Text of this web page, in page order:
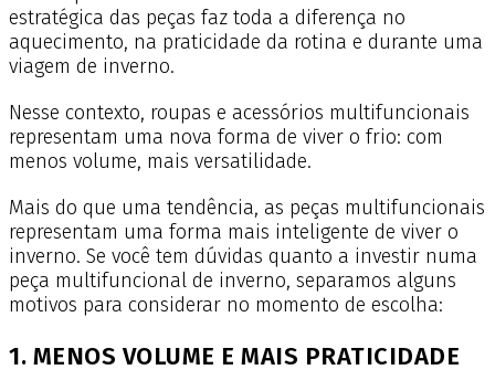
estratégica das peças faz toda a diferença no
aquecimento, na praticidade da rotina e durante uma
viagem de inverno.
Nesse contexto, roupas e acessórios multifuncionais
representam uma nova forma de viver o frio: com
menos volume, mais versatilidade.
Mais do que uma tendência, as peças multifuncionais
representam uma forma mais inteligente de viver o
inverno. Se você tem dúvidas quanto a investir numa
peça multifuncional de inverno, separamos alguns
motivos para considerar no momento de escolha:
1. MENOS VOLUME E MAIS PRATICIDADE